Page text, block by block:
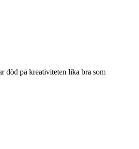
död på kreativiteten lika bra som